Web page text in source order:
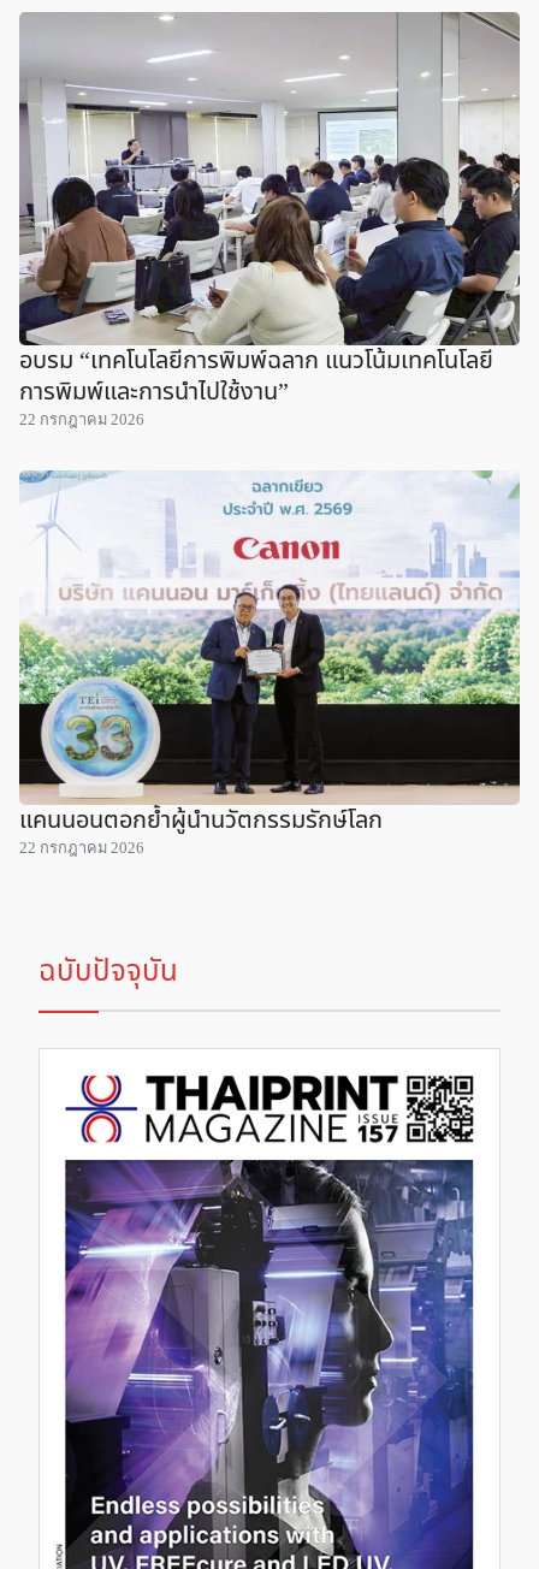
อบรม “เทคโนโลยีการพิมพ์ฉลาก แนวโน้มเทคโนโลยี
การพิมพ์และการนำไปใช้งาน”
22 กรกฎาคม 2026
แคนนอนตอกย้ำผู้นำนวัตกรรมรักษ์โลก
22 กรกฎาคม 2026
ฉบับปัจจุบัน